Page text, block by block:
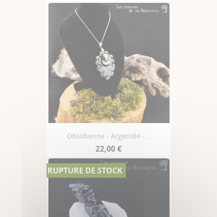
Obsidienne - Argentée -...
22,00 €
RUPTURE DE STOCK